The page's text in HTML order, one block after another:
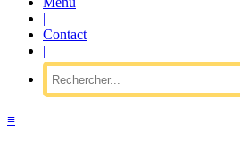
|
Contact
|
≡